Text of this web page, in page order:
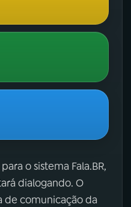
o sistema Fala.BR,
dialogando. O
de comunicação da